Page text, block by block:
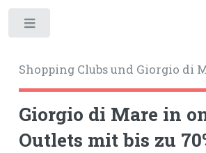
Shopping Clubs und Giorgio di
Giorgio di Mare in
Outlets mit bis zu